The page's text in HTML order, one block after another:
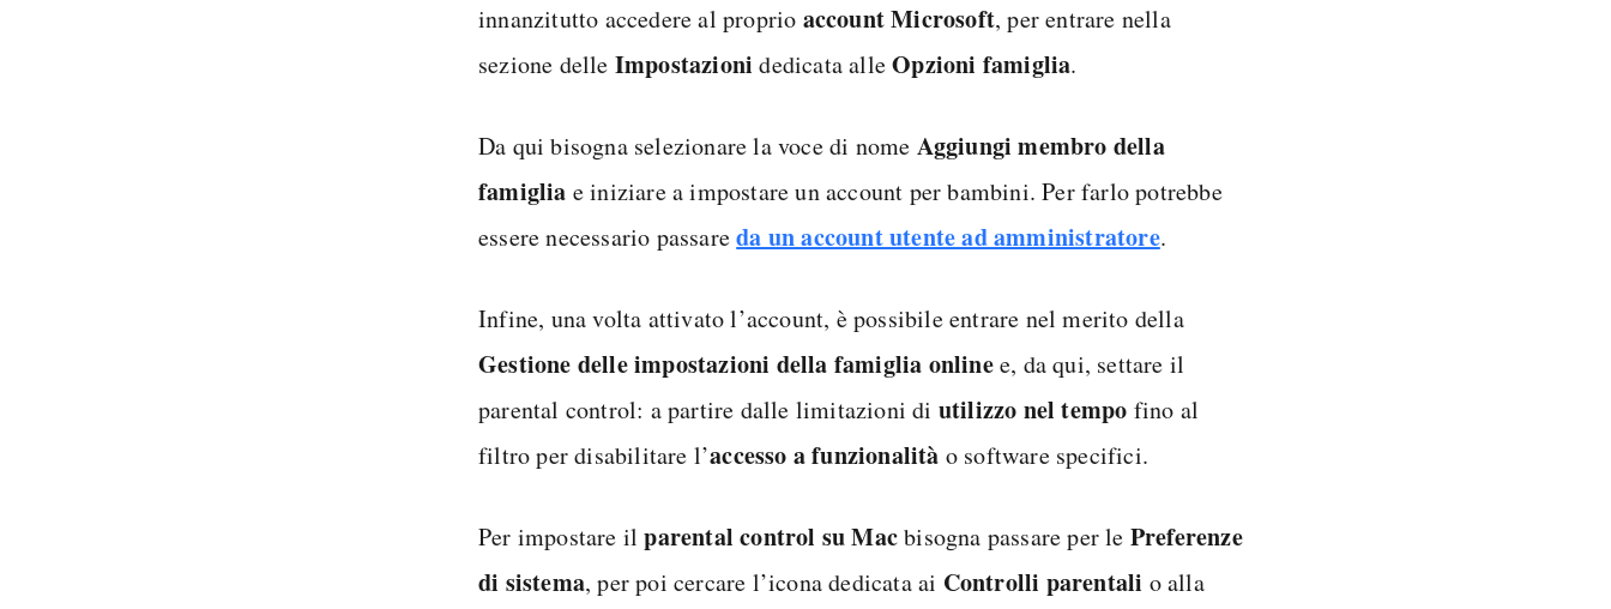
innanzitutto accedere al proprio account Microsoft, per entrare nella
sezione delle Impostazioni dedicata alleOpzioni famiglia.
Da qui bisogna selezionare la voce di nome Aggiungi membro della
famiglia e iniziare a impostare un account per bambini. Per farlo potrebbe
essere necessario passareda un account utente ad amministratore.
Infine, una volta attivato l’account, è possibile entrare nel merito della
Gestione delle impostazioni della famiglia onlinee, da qui, settare il
parental control: a partire dalle limitazioni di utilizzo nel tempo fino al
filtro per disabilitare l’accesso a funzionalità o software specifici.
Per impostare ilparental control su Macbisogna passare per le Preferenze
di sistema, per poi cercare l’icona dedicata ai Controlli parentali o alla